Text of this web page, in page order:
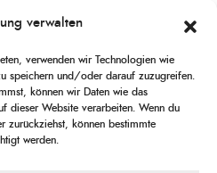
verwalten
verwenden wir Technologien wie
speichern und/oder darauf zuzugreifen.
können wir Daten wie das
dieser Website verarbeiten. Wenn du
zurückziehst, können bestimmte
werden.
Kontinenten gelebt
Sprachen und berichtet
was sie erlebt – als Journalistin,